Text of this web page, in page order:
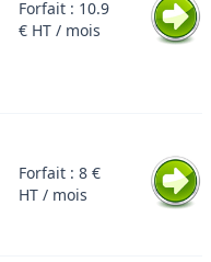
Forfait : 10.9
€ HT / mois
Forfait : 8 €
HT / mois